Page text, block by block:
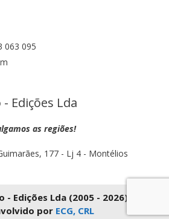
063 095
Edições Lda
as regiões!
177 - Lj 4 - Montélios
Edições Lda (2005 - 2026) |
por ECG, CRL